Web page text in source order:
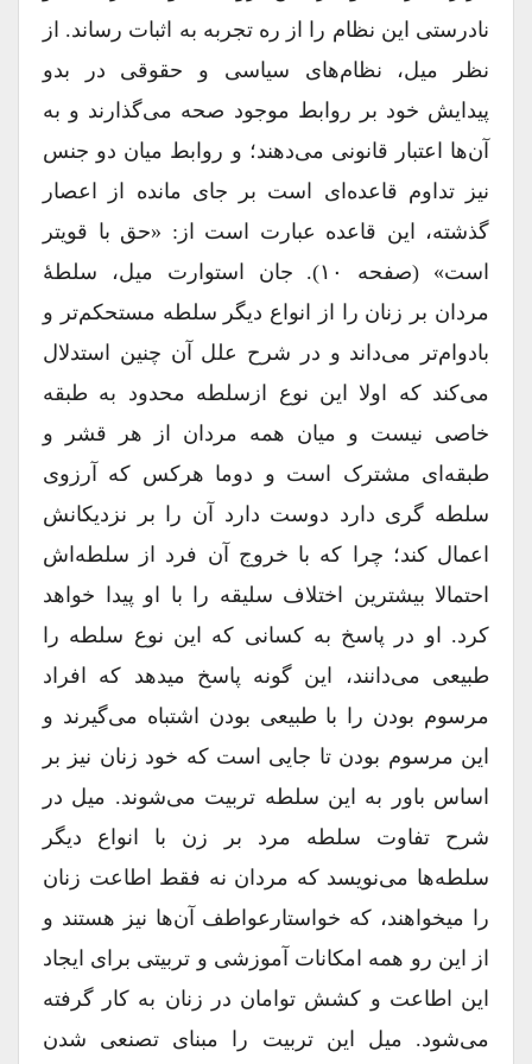
نادرستی این نظام را از ره تجربه به اثبات رساند. از
نظر میل، نظام‌های سیاسی و حقوقی در بدو
پیدایش خود بر روابط موجود صحه می‌گذارند و به
آن‌ها اعتبار قانونی می‌دهند؛ و روابط میان دو جنس
نیز تداوم قاعده‌ای است بر جای مانده از اعصار
گذشته، این قاعده عبارت است از: «حق با قویتر
است» (صفحه ۱۰). جان استوارت میل، سلطۀ
مردان بر زنان را از انواع دیگر سلطه مستحکم‌تر و
بادوام‌تر می‌داند و در شرح علل آن چنین استدلال
می‌کند که اولا این نوع ازسلطه محدود به طبقه
خاصی نیست و میان همه مردان از هر قشر و
طبقه‌ای مشترک است و دوما هرکس که آرزوی
سلطه گری دارد دوست دارد آن را بر نزدیکانش
اعمال کند؛ چرا که با خروج آن فرد از سلطه‌اش
احتمالا بیشترین اختلاف سلیقه را با او پیدا خواهد
کرد. او در پاسخ به کسانی که این نوع سلطه را
طبیعی می‌دانند، این گونه پاسخ میدهد که افراد
مرسوم‌ بودن را با طبیعی بودن اشتباه می‌گیرند و
این مرسوم بودن تا جایی است که خود زنان نیز بر
اساس باور به این سلطه تربیت می‌شوند. میل در
شرح تفاوت سلطه مرد بر زن با انواع دیگر
سلطه‌ها می‌نویسد که مردان نه فقط اطاعت زنان
را میخواهند، که خواستارعواطف آن‌ها نیز هستند و
از این رو همه امکانات آموزشی و تربیتی برای ایجاد
این اطاعت و کشش توامان در زنان به کار گرفته
می‌شود. میل این تربیت را مبنای تصنعی شدن